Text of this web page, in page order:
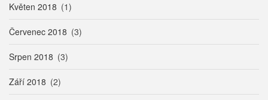
Květen 2018 (1)
Červenec 2018 (3)
Srpen 2018 (3)
Září 2018 (2)